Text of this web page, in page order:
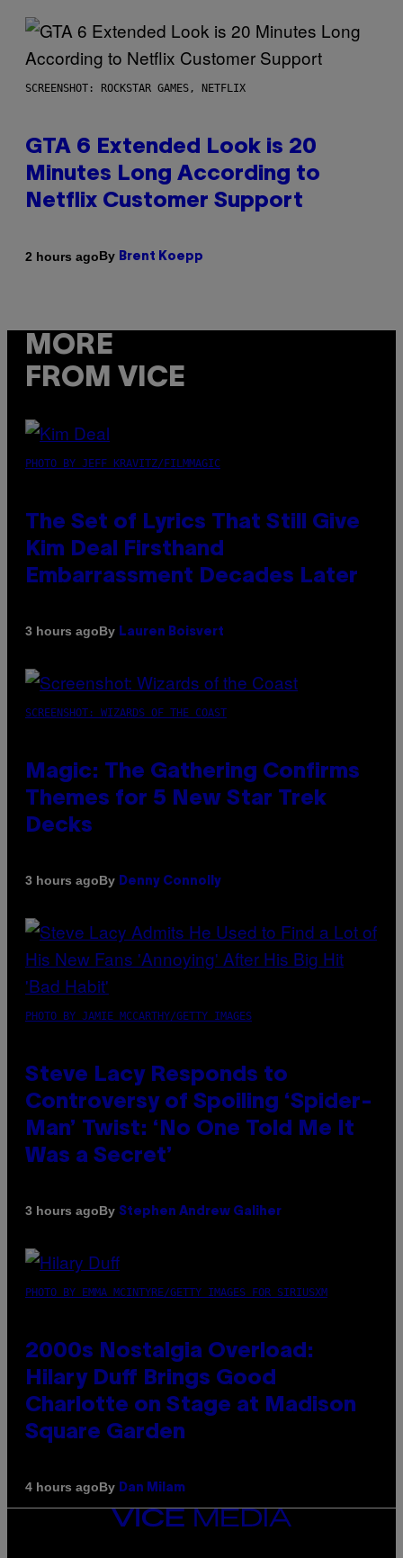
SCREENSHOT: ROCKSTAR GAMES, NETFLIX
GTA 6 Extended Look is 20
Minutes Long According to
Netflix Customer Support
2 hours agoBy Brent Koepp
MORE
FROM VICE
PHOTO BY JEFF KRAVITZ/FILMMAGIC
The Set of Lyrics That Still Give
Kim Deal Firsthand
Embarrassment Decades Later
3 hours agoBy Lauren Boisvert
SCREENSHOT: WIZARDS OF THE COAST
Magic: The Gathering Confirms
Themes for 5 New Star Trek
Decks
3 hours agoBy Denny Connolly
PHOTO BY JAMIE MCCARTHY/GETTY IMAGES
Steve Lacy Responds to
Controversy of Spoiling ‘Spider-
Man’ Twist: ‘No One Told Me It
Was a Secret’
3 hours agoBy Stephen Andrew Galiher
PHOTO BY EMMA MCINTYRE/GETTY IMAGES FOR SIRIUSXM
2000s Nostalgia Overload:
Hilary Duff Brings Good
Charlotte on Stage at Madison
Square Garden
4 hours agoBy Dan Milam
VICE
MEDIA